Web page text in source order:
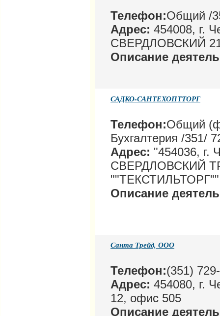
Телефон:Общий /
Адрес: 454008, г.
СВЕРДЛОВСКИЙ
Описание
САДКО-САНТЕХОПТТОРГ
Телефон:Общий
Бухгалтерия /351/
Адрес: "454036, г.
СВЕРДЛОВСКИЙ
Описание
Санта Трейд, ООО
Телефон:(351)
Адрес: 454080, г.
12, офис 505
Описание